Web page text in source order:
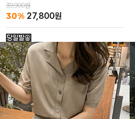
39,900원
30% 27,800원